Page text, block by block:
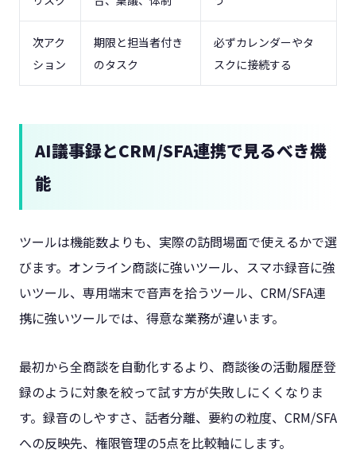
次アク
ション
期限と担当者付き
のタスク
必ずカレンダーやタ
スクに接続する
AI議事録とCRM/SFA連携で見るべき機
能
ツールは機能数よりも、実際の訪問場面で使えるかで選
びます。オンライン商談に強いツール、スマホ録音に強
いツール、専用端末で音声を拾うツール、CRM/SFA連
携に強いツールでは、得意な業務が違います。
最初から全商談を自動化するより、商談後の活動履歴登
録のように対象を絞って試す方が失敗しにくくなりま
す。録音のしやすさ、話者分離、要約の粒度、CRM/SFA
への反映先、権限管理の5点を比較軸にします。